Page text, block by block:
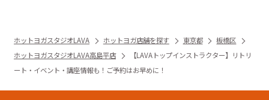
ホットヨガスタジオLAVA ホットヨガ店舗を探す 東京都
板橋区
ホットヨガスタジオLAVA高島平店
【LAVAトップインストラクター】リトリ
ート・イベント・講座情報も！ご予約はお早めに！